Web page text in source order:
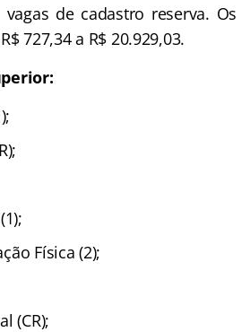
de cadastro reserva. Os
727,34 a R$ 20.929,03.
Física (2);
(CR);